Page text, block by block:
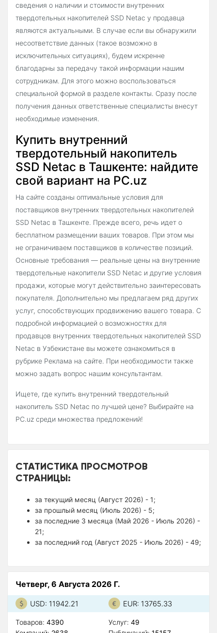
сведения о наличии и стоимости внутренних
твердотельных накопителей SSD Netac у продавца
являются актуальными. В случае если вы обнаружили
несоответствие данных (такое возможно в
исключительных ситуациях), будем искренне
благодарны за передачу такой информации нашим
сотрудникам. Для этого можно воспользоваться
специальной формой в разделе контакты. Сразу после
получения данных ответственные специалисты внесут
необходимые изменения.
Купить внутренний
твердотельный накопитель
SSD Netac в Ташкенте: найдите
свой вариант на PC.uz
На сайте созданы оптимальные условия для
поставщиков внутренних твердотельных накопителей
SSD Netac в Ташкенте. Прежде всего, речь идет о
бесплатном размещении ваших товаров. При этом мы
не ограничиваем поставщиков в количестве позиций.
Основные требования — реальные цены на внутренние
твердотельные накопители SSD Netac и другие условия
продажи, которые могут действительно заинтересовать
покупателя. Дополнительно мы предлагаем ряд других
услуг, способствующих продвижению вашего товара. С
подробной информацией о возможностях для
продавцов внутренних твердотельных накопителей SSD
Netac в Узбекистане вы можете ознакомиться в
рубрике Реклама на сайте. При необходимости также
можно задать вопрос нашим консультантам.
Ищете, где купить внутренний твердотельный
накопитель SSD Netac по лучшей цене? Выбирайте на
PC.uz среди множества предложений!
СТАТИСТИКА ПРОСМОТРОВ
СТРАНИЦЫ:
за текущий месяц (Август 2026) - 1;
за прошлый месяц (Июль 2026) - 5;
за последние 3 месяца (Май 2026 - Июль 2026) -
21;
за последний год (Август 2025 - Июль 2026) - 49;
Четверг, 6 Августа 2026 Г.
USD: 11942.21 EUR: 13765.33
Товаров: 4390
Услуг: 49